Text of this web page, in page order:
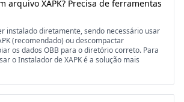
arquivo XAPK? Precisa de ferramentas
instalado diretamente, sendo necessário usar
(recomendado) ou descompactar
os dados OBB para o diretório correto. Para
o Instalador de XAPK é a solução mais